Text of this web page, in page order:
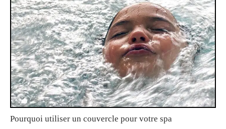
Pourquoi utiliser un couvercle pour votre spa